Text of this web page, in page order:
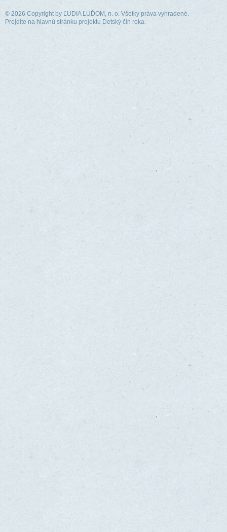
© 2026 Copyright by ĽUDIA ĽUĎOM, n. o. Všetky práva vyhradené.
Prejdite na hlavnú stránku projektu Detský čin roka.